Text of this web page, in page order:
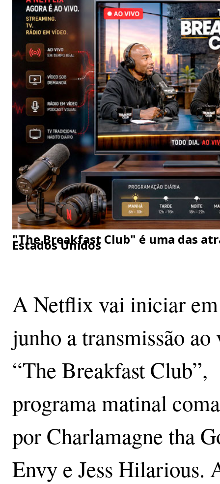
"The Breakfast Club" é uma das
Estados Unidos
A Netflix vai iniciar em
junho a transmissão ao
“The Breakfast Club”,
programa matinal
por Charlamagne tha
Envy e Jess Hilarious.